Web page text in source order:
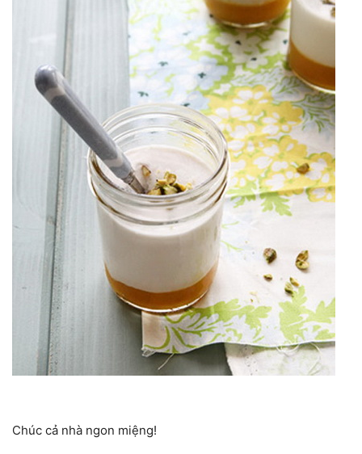
Chúc cả nhà ngon miệng!